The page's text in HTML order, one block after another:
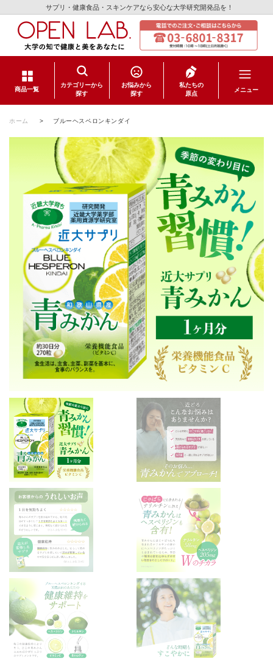
サプリ・健康食品・スキンケアなら安心な大学研究開発品を！
商品一覧
カテゴリーから
探す
サプリメント
健康食品
スキンケア
日用品
お悩みから
探す
私たちの
原点
メニュー
ホーム > ブルーヘスペロンキンダイ